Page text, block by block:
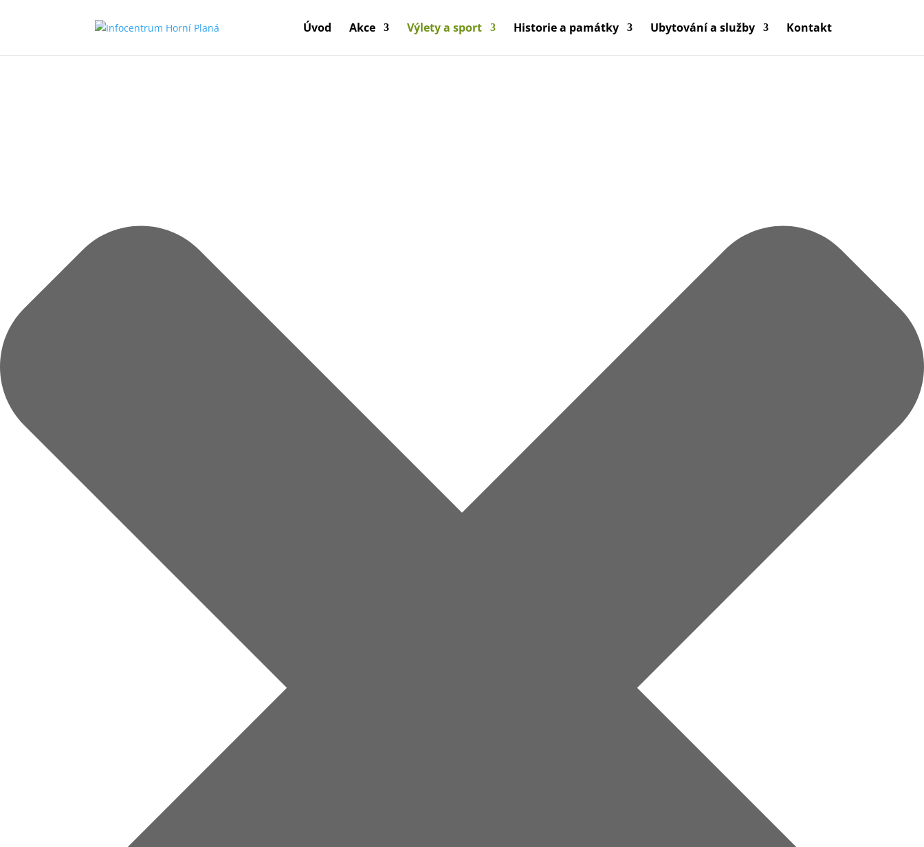
Úvod Akce Výlety a sport Historie a památky Ubytování a služby Kontakt